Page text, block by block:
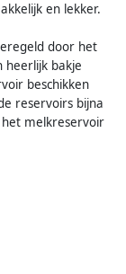
en lekker.
door het
heerlijk bakje
beschikken
reservoirs bijna
melkreservoir